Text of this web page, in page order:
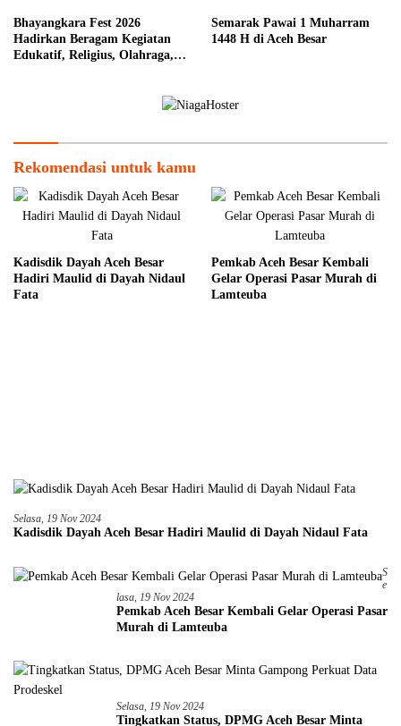
Bhayangkara Fest 2026
Hadirkan Beragam Kegiatan
Edukatif, Religius, Olahraga,
Semarak Pawai 1 Muharram
1448 H di Aceh Besar
Rekomendasi untuk kamu
Kadisdik Dayah Aceh Besar
Hadiri Maulid di Dayah Nidaul
Fata
Pemkab Aceh Besar Kembali
Gelar Operasi Pasar Murah di
Lamteuba
Selasa, 19 Nov 2024
Kadisdik Dayah Aceh Besar Hadiri Maulid di Dayah Nidaul Fata
S
E
Lasa, 19 Nov 2024
Pemkab Aceh Besar Kembali Gelar Operasi Pasar
Murah di Lamteuba
Selasa, 19 Nov 2024
Tingkatkan Status, DPMG Aceh Besar Minta